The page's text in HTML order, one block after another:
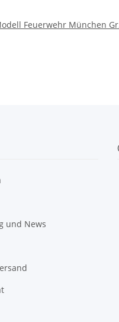
Feuerwehr München
und News